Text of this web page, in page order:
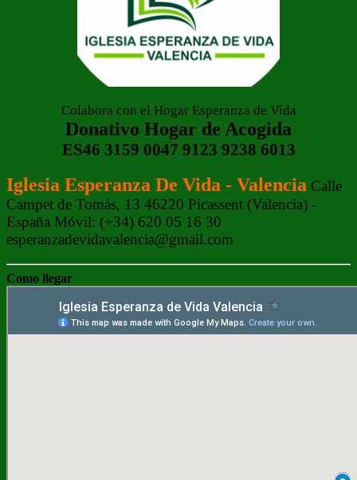
Colabora con el Hogar Esperanza de Vida
Donativo Hogar de Acogida
ES46 3159 0047 9123 9238 6013
Iglesia Esperanza De Vida - Valencia Calle
Campet de Tomás, 13 46220 Picassent (Valencia) -
España Móvil: (+34) 620 05 16 30
esperanzadevidavalencia@gmail.com
Como llegar